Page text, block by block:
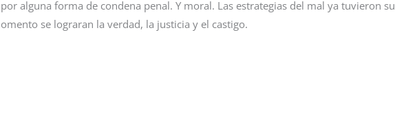
alguna forma de condena penal. Y moral. Las estrategias del mal ya tuvieron
se lograran la verdad, la justicia y el castigo.